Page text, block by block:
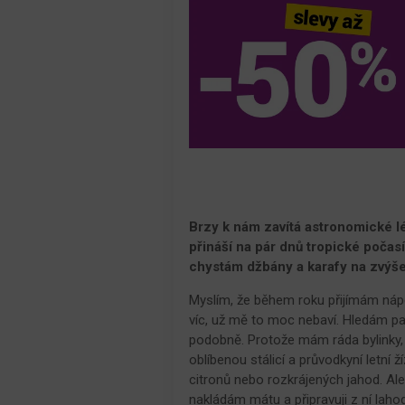
Brzy k nám zavítá astronomické
přináší na pár dnů tropické
chystám džbány a karafy na
Myslím, že během roku přijímám
víc, už mě to moc nebaví. Hledám
podobně. Protože mám ráda
oblíbenou stálicí a průvodkyní letní
citronů nebo rozkrájených jahod.
nakládám mátu a připravuji z ní